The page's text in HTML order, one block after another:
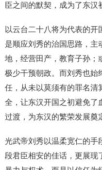
臣之间的默契，成为了东汉
以云台二十八将为代表的
是顺应刘秀的治国思路，主
地，经营田产，教育子孙；
极少干预朝政。而刘秀也始
任，从未以莫须有的罪名清
全，让东汉开国之初避免了
过渡，为东汉的繁荣发展奠
光武帝刘秀以温柔宽仁的手
段君臣相安的佳话，更展现